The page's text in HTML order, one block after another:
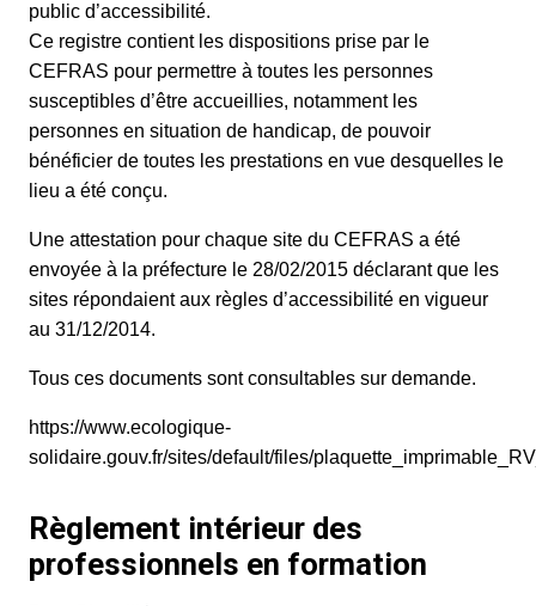
public d’accessibilité.
Ce registre contient les dispositions prise par le
CEFRAS pour permettre à toutes les personnes
susceptibles d’être accueillies, notamment les
personnes en situation de handicap, de pouvoir
bénéficier de toutes les prestations en vue desquelles le
lieu a été conçu.
Une attestation pour chaque site du CEFRAS a été
envoyée à la préfecture le 28/02/2015 déclarant que les
sites répondaient aux règles d’accessibilité en vigueur
au 31/12/2014.
Tous ces documents sont consultables sur demande.
https://www.ecologique-
solidaire.gouv.fr/sites/default/files/
Règlement intérieur des
professionnels en formation